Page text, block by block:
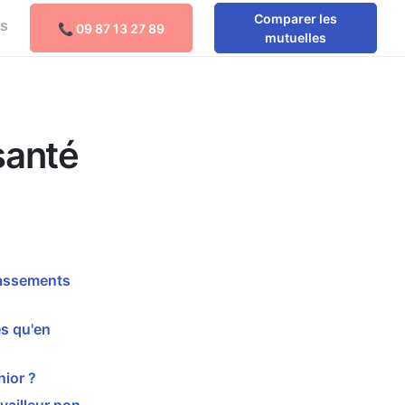
📞 09 87 13 27 89
Comparer les
mutuelles
Comparer les mutuelles
qu'en
?